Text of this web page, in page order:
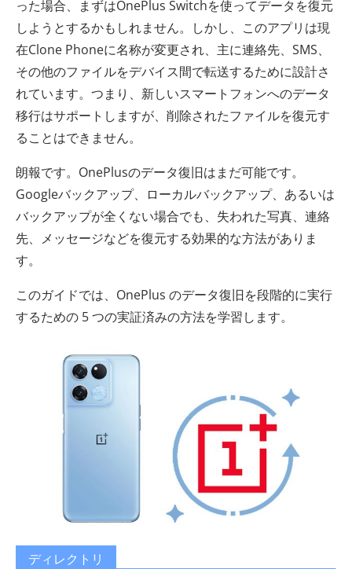
った場合、まずはOnePlus Switchを使ってデータを復元
しようとするかもしれません。しかし、このアプリは現
在Clone Phoneに名称が変更され、主に連絡先、SMS、
その他のファイルをデバイス間で転送するために設計さ
れています。つまり、新しいスマートフォンへのデータ
移行はサポートしますが、削除されたファイルを復元す
ることはできません。
朗報です。OnePlusのデータ復旧はまだ可能です。
Googleバックアップ、ローカルバックアップ、あるいは
バックアップが全くない場合でも、失われた写真、連絡
先、メッセージなどを復元する効果的な方法がありま
す。
このガイドでは、OnePlus のデータ復旧を段階的に実行
するための 5 つの実証済みの方法を学習します。
ディレクトリ